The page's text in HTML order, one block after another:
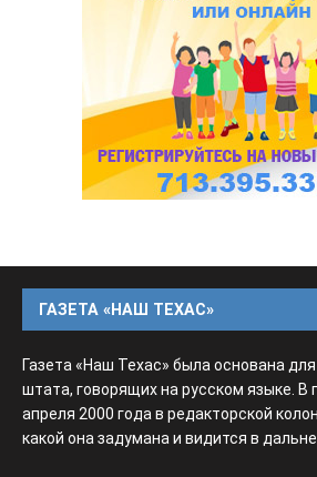
ГАЗЕТА «НАШ ТЕХАС»
Газета «Наш Техас» была основана
штата, говорящих на русском языке. В
апреля 2000 года в редакторской
какой она задумана и видится в